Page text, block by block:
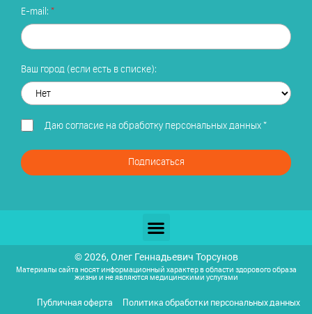
E-mail:
Ваш город (если есть в списке):
Даю согласие на обработку персональных данных*
Подписаться
© 2026, Олег Геннадьевич Торсунов
Материалы сайта носят информационный характер в области здорового образа
жизни и не являются медицинскими услугами
Публичная оферта
Политика обработки персональных данных